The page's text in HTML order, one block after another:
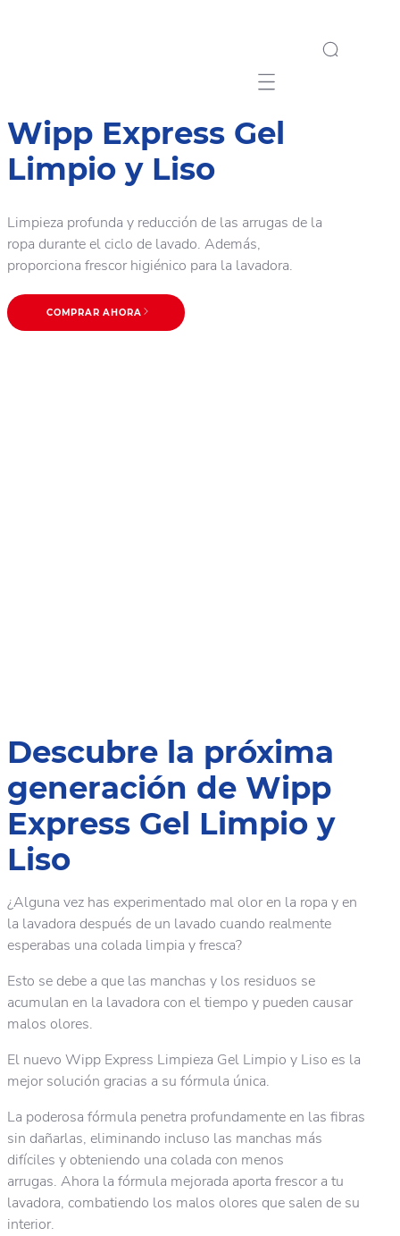
Mobile navigation
Wipp Express Gel
Limpio y Liso
Limpieza profunda y reducción de las arrugas de la
ropa durante el ciclo de lavado. Además,
proporciona frescor higiénico para la lavadora.
COMPRAR AHORA
Descubre la próxima
generación de Wipp
Express Gel Limpio y
Liso
¿Alguna vez has experimentado mal olor en la ropa y en
la lavadora después de un lavado cuando realmente
esperabas una colada limpia y fresca?
Esto se debe a que las manchas y los residuos se
acumulan en la lavadora con el tiempo y pueden causar
malos olores.
El nuevo Wipp Express Limpieza Gel Limpio y Liso es la
mejor solución gracias a su fórmula única.
La poderosa fórmula penetra profundamente en las fibras
sin dañarlas, eliminando incluso las manchas más
difíciles y obteniendo una colada con menos
arrugas. Ahora la fórmula mejorada aporta frescor a tu
lavadora, combatiendo los malos olores que salen de su
interior.